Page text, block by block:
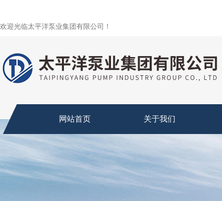
欢迎光临太平洋泵业集团有限公司！
网站首页 关于我们